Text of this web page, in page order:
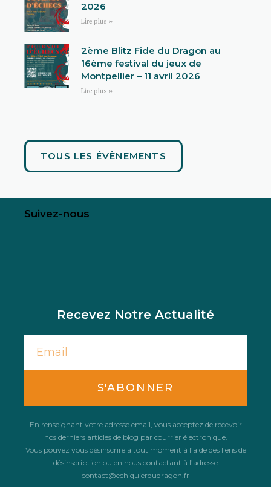
2026
Lire plus »
2ème Blitz Fide du Dragon au
16ème festival du jeux de
Montpellier – 11 avril 2026
Lire plus »
TOUS LES ÉVÈNEMENTS
Suivez-nous
Recevez Notre Actualité
S'ABONNER
En renseignant votre adresse email, vous acceptez de recevoir
nos derniers articles de blog par courrier électronique.
Vous pouvez vous désinscrire à tout moment à l’aide des liens de
désinscription ou en nous contactant à l’adresse
contact@echiquierdudragon.fr